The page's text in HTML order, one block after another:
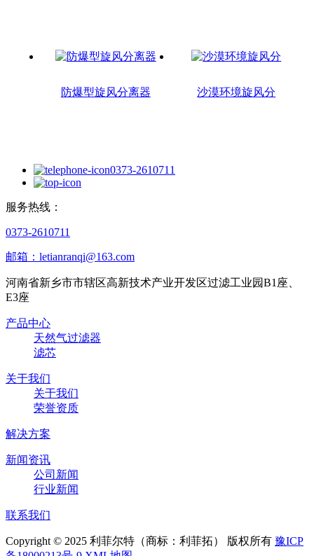
防爆型旋风分离器 沙漠环境旋风分
0373-2610711
服务热线：
0373-2610711
邮箱：letianranqi@163.com
河南省新乡市市辖区高新技术产业开发区过滤工业园B1座、
E3座
产品中心
天然气过滤器
滤芯
关于我们
关于我们
荣誉资质
解决方案
新闻资讯
公司新闻
行业新闻
联系我们
Copyright © 2025 利菲尔特（商标：利菲拓） 版权所有 豫ICP